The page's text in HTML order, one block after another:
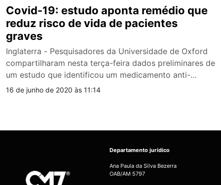
Covid-19: estudo aponta remédio que
reduz risco de vida de pacientes
graves
Inglaterra - Pesquisadores da Universidade de Oxford
compartilharam nesta terça-feira dados preliminares de
um estudo que identificou um medicamento anti-
inflamatório,…
16 de junho de 2020 às 11:14
Departamento jurídico
Ana Paula da Silva Bezerra
OAB/AM 5797